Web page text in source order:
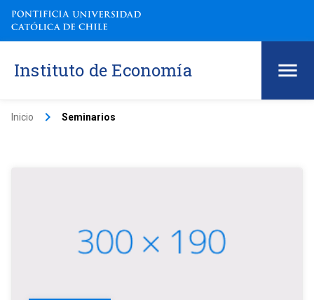
Instituto de Economía
Inicio keyboard_arrow_right Seminarios